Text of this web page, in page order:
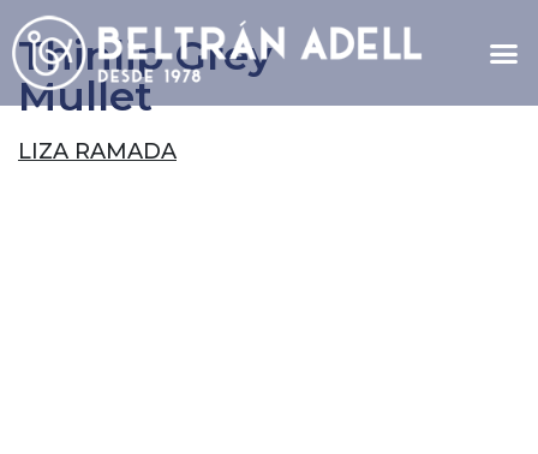
Thinlip Grey
Mullet
LIZA RAMADA